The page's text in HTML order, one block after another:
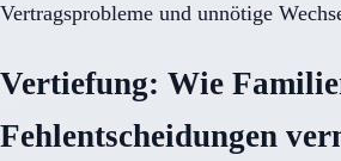
Vertragsprobleme und unnötige
Vertiefung: Wie
Fehlentscheidungen